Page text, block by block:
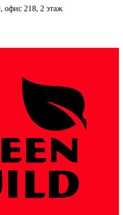
​офис 218, 2 этаж